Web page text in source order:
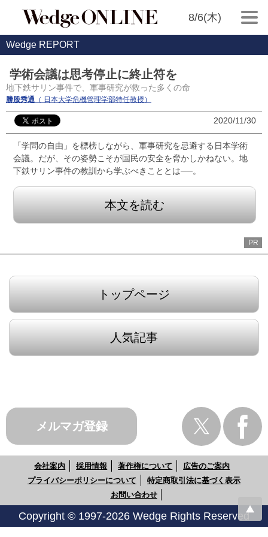
8/6(木)
Wedge REPORT
学術会議は思考停止に終止符を
地下鉄サリン事件で、軍事研究が救った多くの命
勝股秀通 （ 日本大学危機管理学部特任教授）
2020/11/30
「学問の自由」を標榜しながら、軍事研究を忌避する日本学術
会議。だが、その姿勢こそが国民の安全を脅かしかねない。地
下鉄サリン事件の教訓から学ぶべきこととは──。
本文を読む
PR
トップページ
人気記事
メルマガ登録
会社案内 採用情報 著作権について
広告のご案内
プライバシーポリシーについて
特定商取引法に基づく表示
お問い合わせ
Copyright © 1997-2026 Wedge Rights Reserved